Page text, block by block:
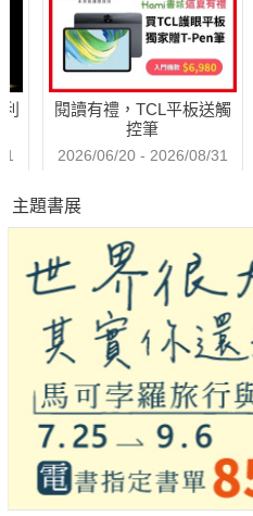
閱讀有禮，TCL平板送觸
控筆
2026/06/20 - 2026/08/31
主題書展